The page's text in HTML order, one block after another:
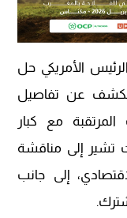
الأمريكي حل
عن تفاصيل
المرتقبة مع كبار
تشير إلى مناقشة
إلى جانب